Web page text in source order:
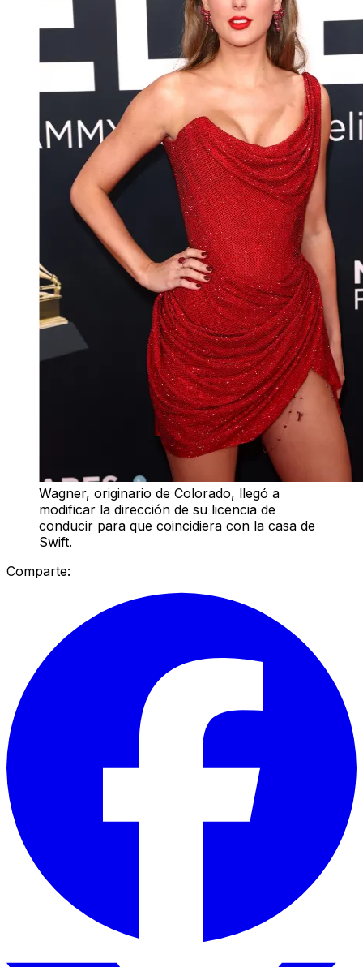
Wagner, originario de Colorado, llegó a
modificar la dirección de su licencia de
conducir para que coincidiera con la casa de
Swift.
Comparte: